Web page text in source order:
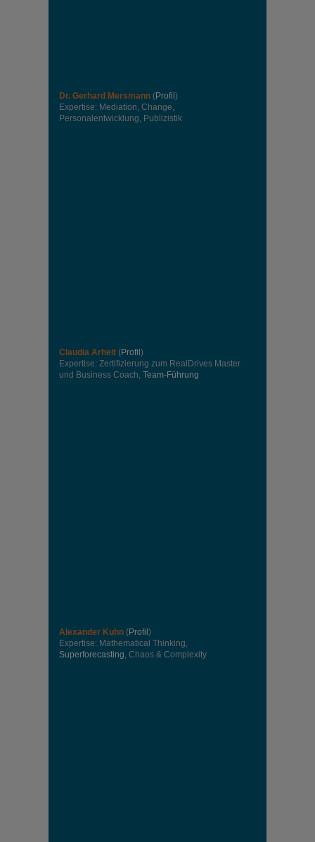
Dr. Gerhard Mersmann (Profil )
Expertise: Mediation, Change,
Personalentwicklung, Publizistik
Claudia Arheit (Profil )
Expertise: Zertifizierung zum RealDrives Master
und Business Coach, Team-Führung
Alexander Kuhn (Profil )
Expertise: Mathematical Thinking,
Superforecasting, Chaos & Complexity